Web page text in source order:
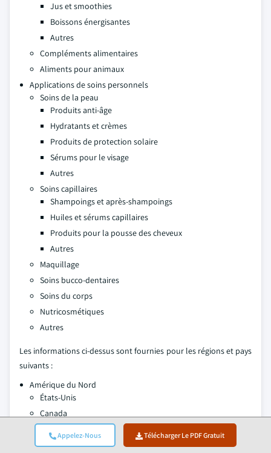
Appelez-Nous Télécharger Le PDF Gratuit
Jus et smoothies
Boissons énergisantes
Autres
Compléments alimentaires
Aliments pour animaux
Applications de soins personnels
Soins de la peau
Produits anti-âge
Hydratants et crèmes
Produits de protection solaire
Sérums pour le visage
Autres
Soins capillaires
Shampoings et après-shampoings
Huiles et sérums capillaires
Produits pour la pousse des cheveux
Autres
Maquillage
Soins bucco-dentaires
Soins du corps
Nutricosmétiques
Autres
Les informations ci-dessus sont fournies pour les régions et pays
suivants :
Amérique du Nord
États-Unis
Canada
Europe
Royaume-Uni